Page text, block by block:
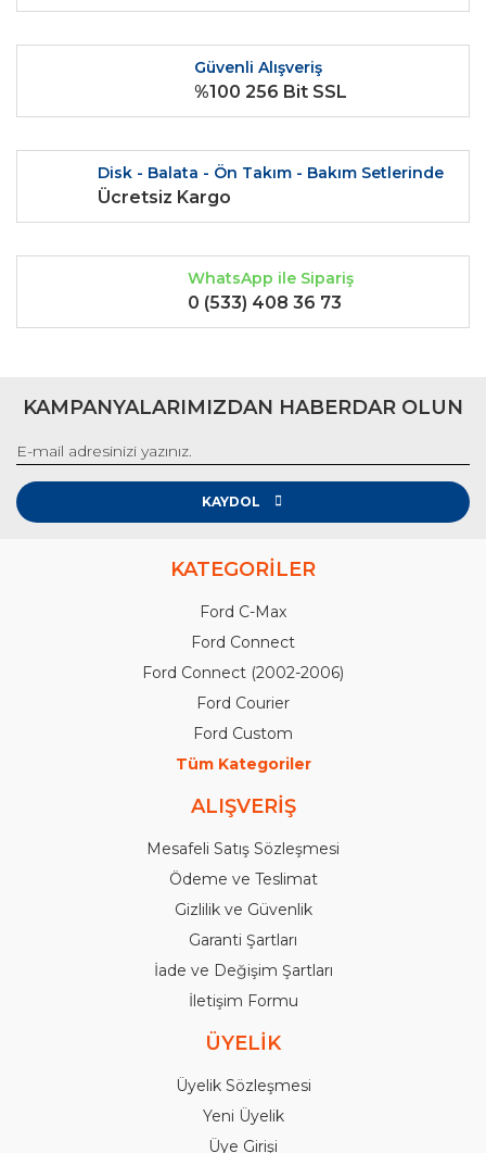
Güvenli Alışveriş
%100 256 Bit SSL
Disk - Balata - Ön Takım - Bakım Setlerinde
Ücretsiz Kargo
WhatsApp ile Sipariş
0 (533) 408 36 73
KAMPANYALARIMIZDAN HABERDAR OLUN
KAYDOL
KATEGORİLER
Ford C-Max
Ford Connect
Ford Connect (2002-2006)
Ford Courier
Ford Custom
Tüm Kategoriler
ALIŞVERİŞ
Mesafeli Satış Sözleşmesi
Ödeme ve Teslimat
Gizlilik ve Güvenlik
Garanti Şartları
İade ve Değişim Şartları
İletişim Formu
ÜYELİK
Üyelik Sözleşmesi
Yeni Üyelik
Üye Girişi